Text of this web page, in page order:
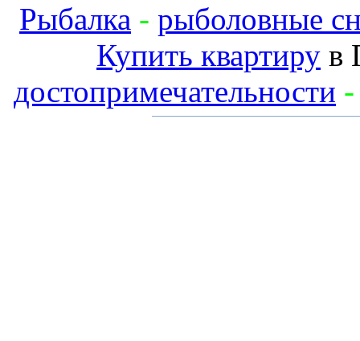
Рыбалка - рыболовные
Купить квартиру в
достопримечательности